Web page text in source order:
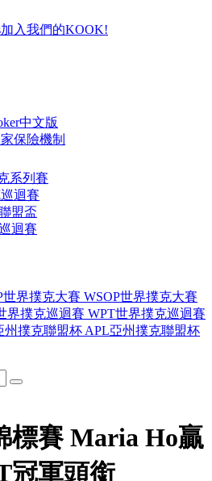
中文版
保險機制
系列賽
迴賽
盟盃
迴賽
WSOP世界撲克大賽
WPT世界撲克巡迴賽
APL亞州撲克聯盟杯
標賽 Maria Ho贏
冠軍頭銜